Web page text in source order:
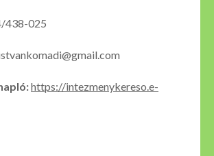
438-025
https://intezmenykereso.e-